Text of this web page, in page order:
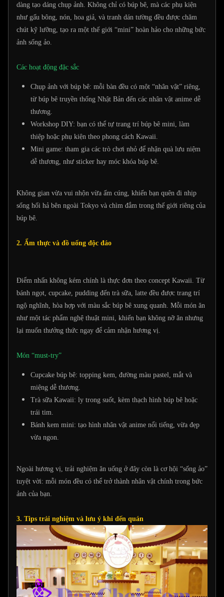
dàng tạo dáng chụp ảnh. Không chỉ có búp bê, mà các phụ kiện
như gấu bông, nón, hoa giả, và tranh dán tường đều được chăm
chút kỹ lưỡng, tạo ra một thế giới “mini” hoàn hảo cho những bức
ảnh sống ảo.
Các hoạt động đặc sắc
Chụp ảnh với búp bê: mỗi bàn đều có một “nhân vật” riêng,
từ búp bê truyền thống Nhật Bản đến các nhân vật anime dễ
thương.
Workshop DIY: bạn có thể tự trang trí búp bê mini, làm
thiệp hoặc phụ kiện theo phong cách Kawaii.
Mini game: tham gia các trò chơi nhỏ để nhận quà lưu niệm
dễ thương, như sticker hay móc khóa búp bê.
Không gian vừa vui nhộn vừa ấm cúng, khiến bạn quên đi nhịp
sống hối hả bên ngoài Tokyo và chìm đắm trong thế giới riêng của
búp bê.
2. Ẩm thực và đồ uống độc đáo
Điểm nhấn không kém chính là thực đơn theo concept Kawaii. Từ
bánh ngọt, cupcake, pudding đến trà sữa, latte đều được trang trí
ngộ nghĩnh, hòa hợp với màu sắc búp bê xung quanh. Mỗi món ăn
như một tác phẩm nghệ thuật mini, khiến bạn không nỡ ăn nhưng
lại muốn thưởng thức ngay để cảm nhận hương vị.
Món “must-try”
Cupcake búp bê: topping kem, đường màu pastel, mắt và
miệng dễ thương.
Trà sữa Kawaii: ly trong suốt, kèm thạch hình búp bê hoặc
trái tim.
Bánh kem mini: tạo hình nhân vật anime nổi tiếng, vừa đẹp
vừa ngon.
Ngoài hương vị, trải nghiệm ăn uống ở đây còn là cơ hội “sống ảo”
tuyệt vời: mỗi món đều có thể trở thành nhân vật chính trong bức
ảnh của bạn.
3. Tips trải nghiệm và lưu ý khi đến quán